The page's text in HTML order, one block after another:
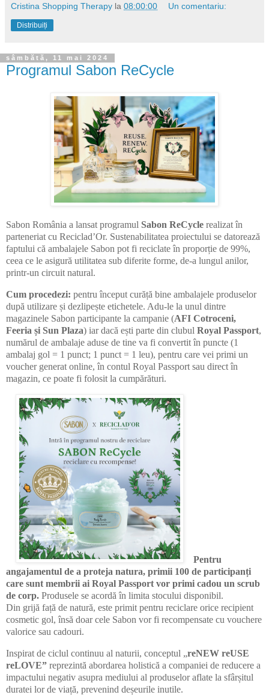
Cristina Shopping Therapy la 08:00:00 Un comentariu:
Distribuiți
sâmbătă, 11 mai 2024
Programul Sabon ReCycle
Sabon România a lansat programul Sabon ReCycle realizat în
parteneriat cu Reciclad’Or. Sustenabilitatea proiectului se datorează
faptului că ambalajele Sabon pot fi reciclate în proporție de 99%,
ceea ce le asigură utilitatea sub diferite forme, de-a lungul anilor,
printr-un circuit natural.
Cum procedezi: pentru început curăță bine ambalajele produselor
după utilizare și dezlipește etichetele. Adu-le la unul dintre
magazinele Sabon participante la campanie (AFI Cotroceni,
Feeria și Sun Plaza) iar dacă ești parte din clubul Royal Passport,
numărul de ambalaje aduse de tine va fi convertit în puncte (1
ambalaj gol = 1 punct; 1 punct = 1 leu), pentru care vei primi un
voucher generat online, în contul Royal Passport sau direct în
magazin, ce poate fi folosit la cumpărături.
Pentru
angajamentul de a proteja natura, primii 100 de participanți
care sunt membrii ai Royal Passport vor primi cadou un scrub
de corp. Produsele se acordă în limita stocului disponibil.
Din grijă față de natură, este primit pentru reciclare orice recipient
cosmetic gol, însă doar cele Sabon vor fi recompensate cu vouchere
valorice sau cadouri.
Inspirat de ciclul continuu al naturii, conceptul „reNEW reUSE
reLOVE” reprezintă abordarea holistică a companiei de reducere a
impactului negativ asupra mediului al produselor aflate la sfârșitul
duratei lor de viață, prevenind deșeurile inutile.